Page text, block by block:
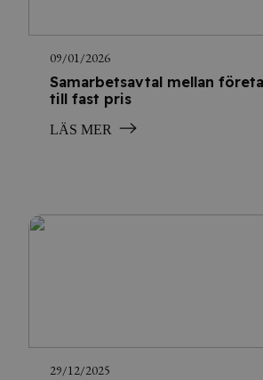
09/01/2026
Samarbetsavtal mellan
till fast pris
LÄS MER
29/12/2025